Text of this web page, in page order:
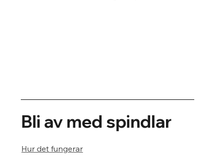
Bli av med spindlar
Hur det fungerar